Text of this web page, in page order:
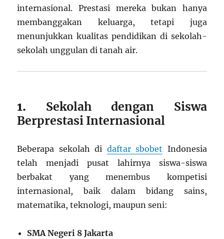
internasional. Prestasi mereka bukan hanya
membanggakan keluarga, tetapi juga
menunjukkan kualitas pendidikan di sekolah-
sekolah unggulan di tanah air.
1. Sekolah dengan Siswa
Berprestasi Internasional
Beberapa sekolah di daftar sbobet Indonesia
telah menjadi pusat lahirnya siswa-siswa
berbakat yang menembus kompetisi
internasional, baik dalam bidang sains,
matematika, teknologi, maupun seni:
SMA Negeri 8 Jakarta